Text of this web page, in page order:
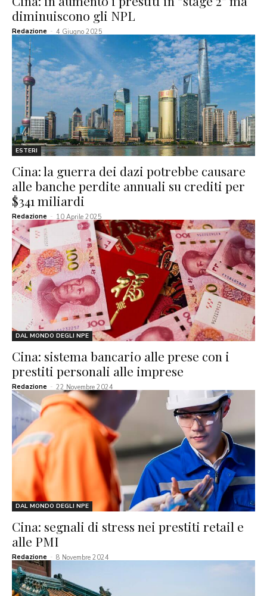
diminuiscono gli NPL
Redazione - 4 Giugno 2025
ESTERI
Cina: la guerra dei dazi potrebbe causare
alle banche perdite annuali su crediti per
$341 miliardi
Redazione - 10 Aprile 2025
DAL MONDO DEGLI NPE
Cina: sistema bancario alle prese con i
prestiti personali alle imprese
Redazione - 22 Novembre 2024
DAL MONDO DEGLI NPE
Cina: segnali di stress nei prestiti retail e
alle PMI
Redazione - 8 Novembre 2024